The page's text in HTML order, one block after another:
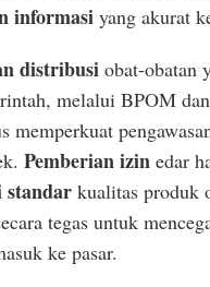
informasi yang akurat
distribusi obat-obatan
melalui BPOM
memperkuat
Pemberian izin edar
standar kualitas produk
tegas untuk
ke pasar.